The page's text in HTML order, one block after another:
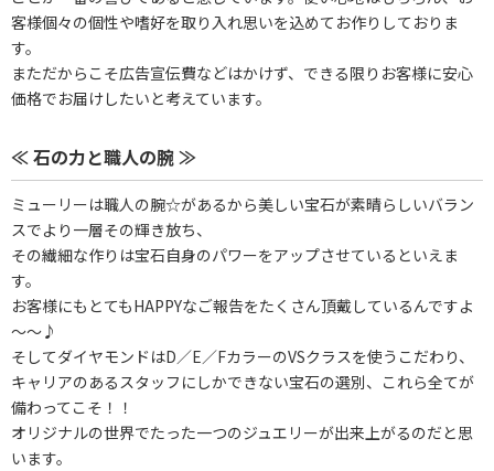
客様個々の個性や嗜好を取り入れ思いを込めてお作りしておりま
す。
まただからこそ広告宣伝費などはかけず、できる限りお客様に安心
価格でお届けしたいと考えています。
≪ 石の力と職人の腕 ≫
ミューリーは職人の腕☆があるから美しい宝石が素晴らしいバラン
スでより一層その輝き放ち、
その繊細な作りは宝石自身のパワーをアップさせているといえま
す。
お客様にもとてもHAPPYなご報告をたくさん頂戴しているんですよ
～～♪
そしてダイヤモンドはD／E／FカラーのVSクラスを使うこだわり、
キャリアのあるスタッフにしかできない宝石の選別、これら全てが
備わってこそ！！
オリジナルの世界でたった一つのジュエリーが出来上がるのだと思
います。